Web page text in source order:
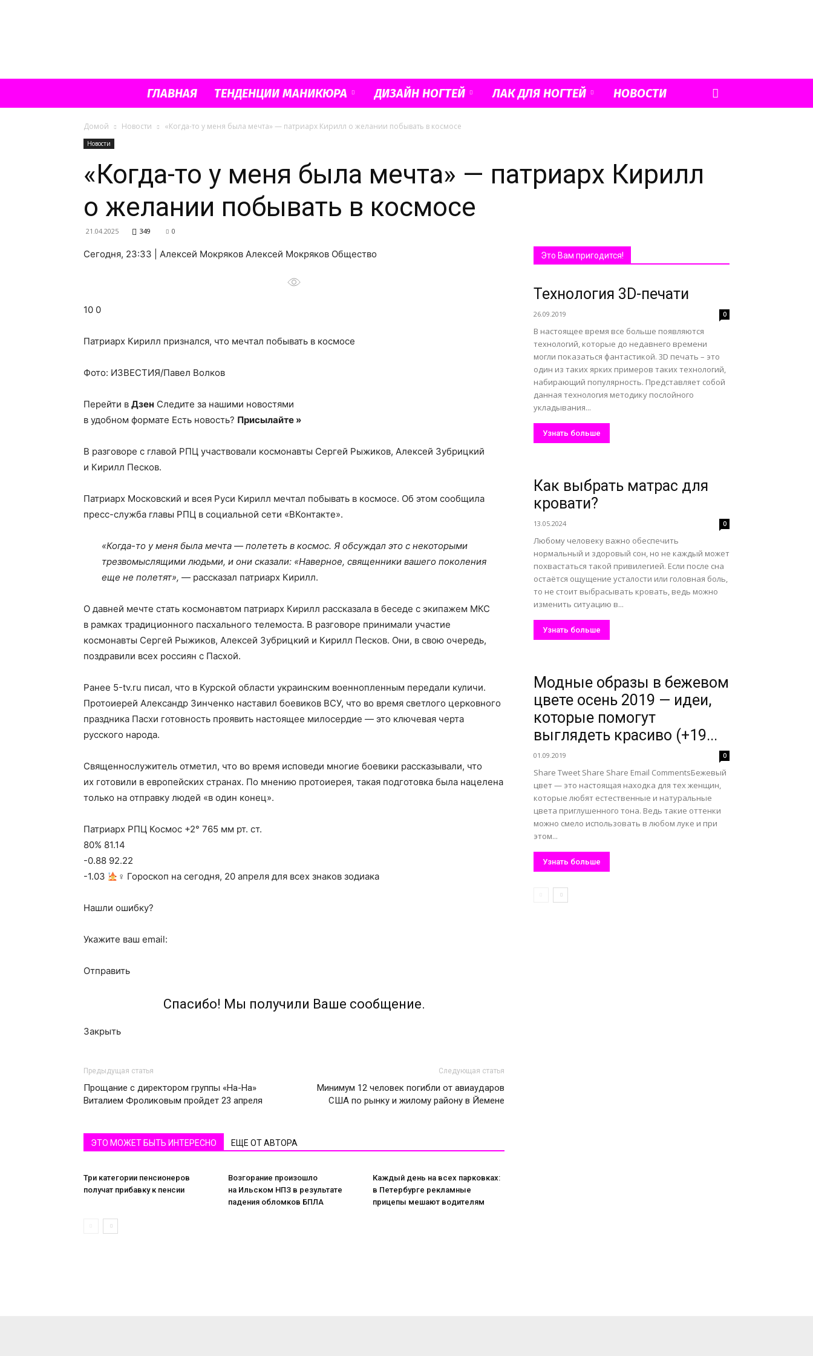
Французский
ГЛАВНАЯ ТЕНДЕНЦИИ МАНИКЮРА ДИЗАЙН НОГТЕЙ ЛАК ДЛЯ НОГТЕЙ НОВОСТИ
Домой Новости «Когда-то у меня была мечта» — патриарх Кирилл о желании побывать в космосе
Новости
«Когда-то у меня была мечта» — патриарх Кирилл
о желании побывать в космосе
21.04.2025 349 0
Сегодня, 23:33 | Алексей Мокряков Алексей Мокряков Общество
10 0
Патриарх Кирилл признался, что мечтал побывать в космосе
Фото: ИЗВЕСТИЯ/Павел Волков
Перейти в Дзен Следите за нашими новостями
в удобном формате Есть новость? Присылайте »
В разговоре с главой РПЦ участвовали космонавты Сергей Рыжиков, Алексей Зубрицкий
и Кирилл Песков.
Патриарх Московский и всея Руси Кирилл мечтал побывать в космосе. Об этом сообщила
пресс-служба главы РПЦ в социальной сети «ВКонтакте».
«Когда-то у меня была мечта — полететь в космос. Я обсуждал это с некоторыми
трезвомыслящими людьми, и они сказали: «Наверное, священники вашего поколения
еще не полетят», — рассказал патриарх Кирилл.
О давней мечте стать космонавтом патриарх Кирилл рассказала в беседе с экипажем МКС
в рамках традиционного пасхального телемоста. В разговоре принимали участие
космонавты Сергей Рыжиков, Алексей Зубрицкий и Кирилл Песков. Они, в свою очередь,
поздравили всех россиян с Пасхой.
Ранее 5-tv.ru писал, что в Курской области украинским военнопленным передали куличи.
Протоиерей Александр Зинченко наставил боевиков ВСУ, что во время светлого церковного
праздника Пасхи готовность проявить настоящее милосердие — это ключевая черта
русского народа.
Священнослужитель отметил, что во время исповеди многие боевики рассказывали, что
их готовили в европейских странах. По мнению протоиерея, такая подготовка была нацелена
только на отправку людей «в один конец».
Патриарх РПЦ Космос +2° 765 мм рт. ст.
80% 81.14
-0.88 92.22
-1.03
‍♀ Гороскоп на сегодня, 20 апреля для всех знаков зодиака
Нашли ошибку?
Укажите ваш email:
Отправить
Спасибо! Мы получили Ваше сообщение.
Закрыть
Предыдущая статья
Прощание с директором группы «На-На»
Виталием Фроликовым пройдет 23 апреля
Следующая статья
Минимум 12 человек погибли от авиаударов
США по рынку и жилому району в Йемене
ЭТО МОЖЕТ БЫТЬ ИНТЕРЕСНО ЕЩЕ ОТ АВТОРА
Три категории пенсионеров
получат прибавку к пенсии
Возгорание произошло
на Ильском НПЗ в результате
падения обломков БПЛА
Каждый день на всех парковках:
в Петербурге рекламные
прицепы мешают водителям
Это Вам пригодится!
Технология 3D-печати
26.09.2019 0
В настоящее время все больше появляются
технологий, которые до недавнего времени
могли показаться фантастикой. 3D печать – это
один из таких ярких примеров таких технологий,
набирающий популярность. Представляет собой
данная технология методику послойного
укладывания...
Узнать больше
Как выбрать матрас для
кровати?
13.05.2024 0
Любому человеку важно обеспечить
нормальный и здоровый сон, но не каждый может
похвастаться такой привилегией. Если после сна
остаётся ощущение усталости или головная боль,
то не стоит выбрасывать кровать, ведь можно
изменить ситуацию в...
Узнать больше
Модные образы в бежевом
цвете осень 2019 — идеи,
которые помогут
выглядеть красиво (+19...
01.09.2019 0
Share Tweet Share Share Email CommentsБежевый
цвет — это настоящая находка для тех женщин,
которые любят естественные и натуральные
цвета приглушенного тона. Ведь такие оттенки
можно смело использовать в любом луке и при
этом...
Узнать больше